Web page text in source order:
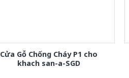
Cửa Gỗ Chống Cháy P1 cho
khach san-a-SGD